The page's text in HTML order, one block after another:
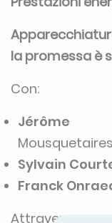
la promessa è
Con:
Jérôme
Mousquetaires
Sylvain
Franck
Attraverso